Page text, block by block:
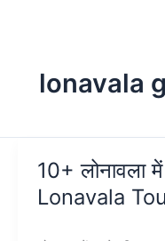
lonavala
10+ लोनावला
Lonavala